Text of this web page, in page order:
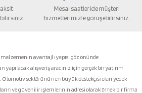
Gönder
Mesai saatleride müşteri
hizmetlerimizle görüşebilirsiniz.
avantajlı yapısı göz önünde
alışveriş aracınız için gerçek bir yatırım
sektörünün en büyük destekçisi olan yedek
ve güvenilir işlemlerinin adresi olarak örnek bir firma